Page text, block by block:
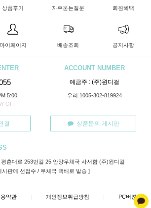
상품후기 자주묻는질문 회원혜택
마이페이지 배송조회 공지사항
5:00
OFF
ACCOUNT NUMBER
예금주 : (주)윈디걸
우리 1005-302-819924
결 상품문의 게시판
촌대로 253번길 25 안양우체국 사서함 (주)윈디걸
판에 선접수 / 우체국 택배로 발송 ]
용약관 개인정보취급방침 PC버젼